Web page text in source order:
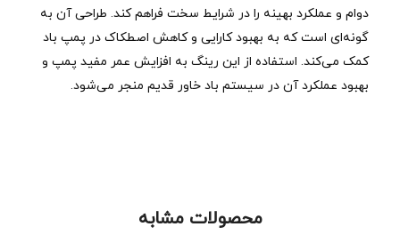
دوام و عملکرد بهینه را در شرایط سخت فراهم کند. طراحی آن به
گونه‌ای است که به بهبود کارایی و کاهش اصطکاک در پمپ باد
کمک می‌کند. استفاده از این رینگ به افزایش عمر مفید پمپ و
بهبود عملکرد آن در سیستم باد خاور قدیم منجر می‌شود.
محصولات مشابه